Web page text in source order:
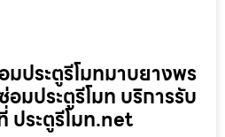
มประตูรีโมทมาบยางพร
อมประตูรีโมท บริการรับ
ประตูรีโมท.net